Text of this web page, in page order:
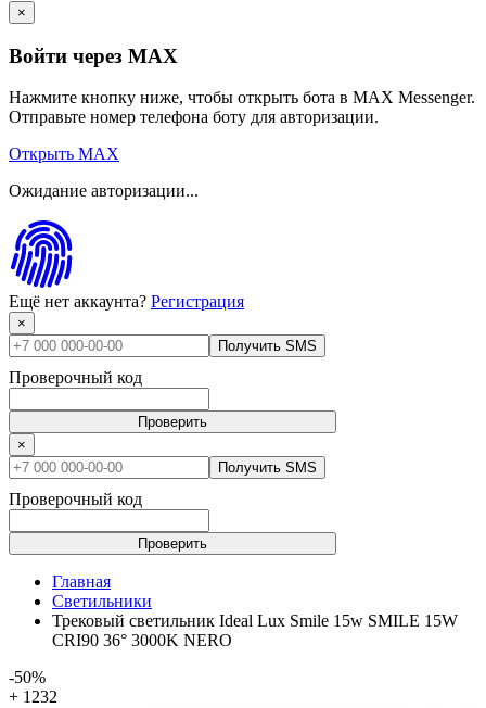
×
Войти через MAX
Нажмите кнопку ниже, чтобы открыть бота в MAX Messenger.
Отправьте номер телефона боту для авторизации.
Открыть MAX
Ожидание авторизации...
Ещё нет аккаунта? Регистрация
×
Получить SMS
Проверочный код
Проверить
×
Получить SMS
Проверочный код
Проверить
Главная
Светильники
Трековый светильник Ideal Lux Smile 15w SMILE 15W
CRI90 36° 3000K NERO
-50%
+ 1232